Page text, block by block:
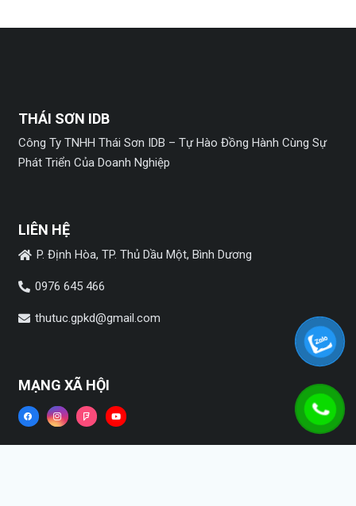
THÁI SƠN IDB
Công Ty TNHH Thái Sơn IDB – Tự Hào Đồng Hành Cùng Sự
Phát Triển Của Doanh Nghiệp
LIÊN HỆ
P. Định Hòa, TP. Thủ Dầu Một, Bình Dương
0976 645 466
thutuc.gpkd@gmail.com
MẠNG XÃ HỘI